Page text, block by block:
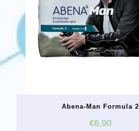
Abena-Man Formula 2
€6,90